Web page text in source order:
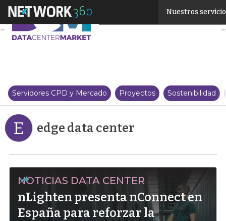
Nuestros
Servidores CPD y Mercado Proyectos Sostenibilidad
E edge data center
NOTICIAS DATA CENTER
nLighten presenta nConnect en
España para reforzar la